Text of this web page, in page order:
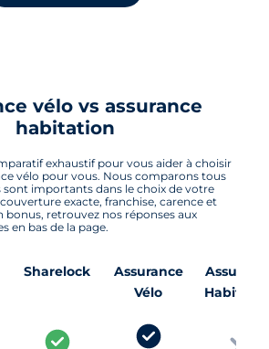
vélo vs assurance
habitation
exhaustif pour vous aider à choisir
vélo pour vous. Nous comparons tous
sont importants dans le choix de votre
exacte, franchise, carence et
bonus, retrouvez nos réponses aux
en bas de la page.
Sharelock
Assurance
Vélo